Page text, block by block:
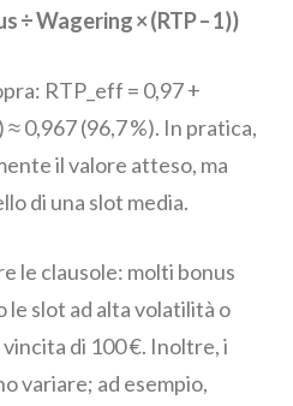
÷ Wagering × (RTP – 1))
RTP_eff = 0,97 +
≈ 0,967 (96,7 %). In pratica,
il valore atteso, ma
di una slot media.
le clausole: molti bonus
le slot ad alta volatilità o
di 100 €. Inoltre, i
variare; ad esempio,